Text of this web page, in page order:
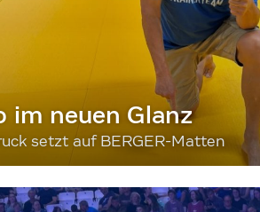
im neuen Glanz
setzt auf BERGER-Matten